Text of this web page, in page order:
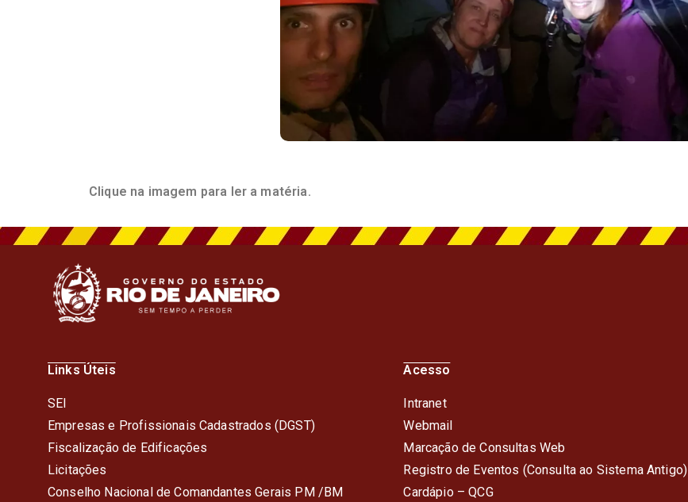
Clique na imagem para ler a matéria.
Links Úteis
SEI
Empresas e Profissionais Cadastrados (DGST)
Fiscalização de Edificações
Licitações
Conselho Nacional de Comandantes Gerais PM /BM
Acesso
Intranet
Webmail
Marcação de Consultas Web
Registro de Eventos (Consulta ao Sistema Antigo)
Cardápio – QCG